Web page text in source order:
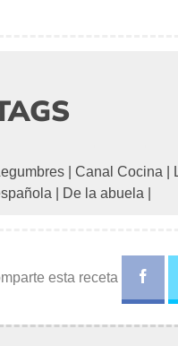
Canal Cocina
De la abuela
esta receta